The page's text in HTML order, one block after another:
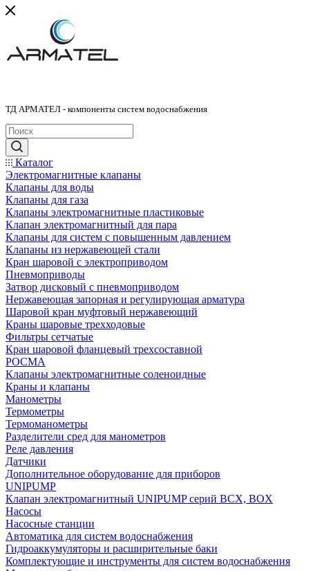
ТД АРМАТЕЛ - компоненты систем водоснабжения
Каталог
Электромагнитные клапаны
Клапаны для воды
Клапаны для газа
Клапаны электромагнитные пластиковые
Клапан электромагнитный для пара
Клапаны для систем с повышенным давлением
Клапаны из нержавеющей стали
Кран шаровой с электроприводом
Пневмоприводы
Затвор дисковый с пневмоприводом
Нержавеющая запорная и регулирующая арматура
Шаровой кран муфтовый нержавеющий
Краны шаровые трехходовые
Фильтры сетчатые
Кран шаровой фланцевый трехсоставной
РОСМА
Клапаны электромагнитные соленоидные
Краны и клапаны
Манометры
Термометры
Термоманометры
Разделители сред для манометров
Реле давления
Датчики
Дополнительное оборудование для приборов
UNIPUMP
Клапан электромагнитный UNIPUMP серий BCX, BOX
Насосы
Насосные станции
Автоматика для систем водоснабжения
Гидроаккумуляторы и расширительные баки
Комплектующие и инструменты для систем водоснабжения